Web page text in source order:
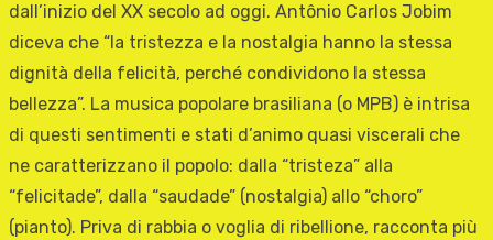
dall’inizio del XX secolo ad oggi. Antônio Carlos Jobim
diceva che “la tristezza e la nostalgia hanno la stessa
dignità della felicità, perché condividono la stessa
bellezza”. La musica popolare brasiliana (o MPB) è intrisa
di questi sentimenti e stati d’animo quasi viscerali che
ne caratterizzano il popolo: dalla “tristeza” alla
“felicitade”, dalla “saudade” (nostalgia) allo “choro”
(pianto). Priva di rabbia o voglia di ribellione, racconta più